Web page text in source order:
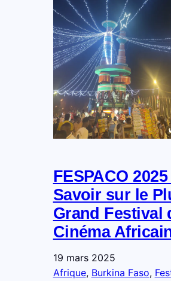
FESPACO
Savoir sur le
Grand Festival
Cinéma
19 mars 2025
Afrique, Burkina Faso,